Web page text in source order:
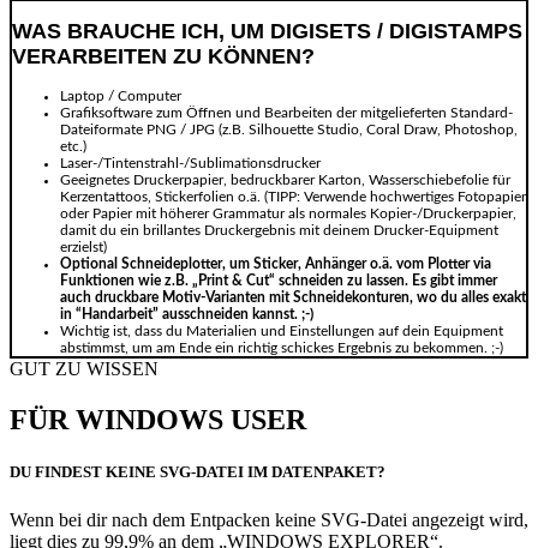
WAS BRAUCHE ICH, UM DIGISETS / DIGISTAMPS
VERARBEITEN ZU KÖNNEN?
Laptop / Computer
Grafiksoftware zum Öffnen und Bearbeiten der mitgelieferten Standard-
Dateiformate PNG / JPG (z.B. Silhouette Studio, Coral Draw, Photoshop,
etc.)
Laser-/Tintenstrahl-/Sublimationsdrucker
Geeignetes Druckerpapier, bedruckbarer Karton, Wasserschiebefolie für
Kerzentattoos, Stickerfolien o.ä. (TIPP: Verwende hochwertiges Fotopapier
oder Papier mit höherer Grammatur als normales Kopier-/Druckerpapier,
damit du ein brillantes Druckergebnis mit deinem Drucker-Equipment
erzielst)
Optional Schneideplotter, um Sticker, Anhänger o.ä. vom Plotter via
Funktionen wie z.B. „Print & Cut“ schneiden zu lassen. Es gibt immer
auch druckbare Motiv-Varianten mit Schneidekonturen, wo du alles exakt
in “Handarbeit” ausschneiden kannst. ;-)
Wichtig ist, dass du Materialien und Einstellungen auf dein Equipment
abstimmst, um am Ende ein richtig schickes Ergebnis zu bekommen. ;-)
GUT ZU WISSEN
FÜR WINDOWS USER
DU FINDEST KEINE SVG-DATEI IM DATENPAKET?
Wenn bei dir nach dem Entpacken keine SVG-Datei angezeigt wird,
liegt dies zu 99,9% an dem „WINDOWS EXPLORER“.